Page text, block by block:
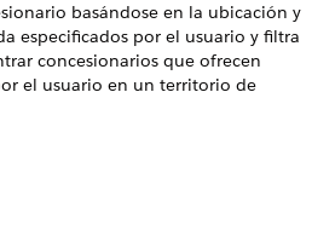
basándose en la ubicación y
especificados por el usuario y filtra
concesionarios que ofrecen
el usuario en un territorio de
Experience